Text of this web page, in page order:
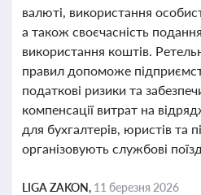
валюті, використання
а також своєчасність подання
використання коштів.
правил допоможе
податкові ризики та
компенсації витрат на
для бухгалтерів, юристів та
організовують службові
LIGA ZAKON, 11 березня 2026